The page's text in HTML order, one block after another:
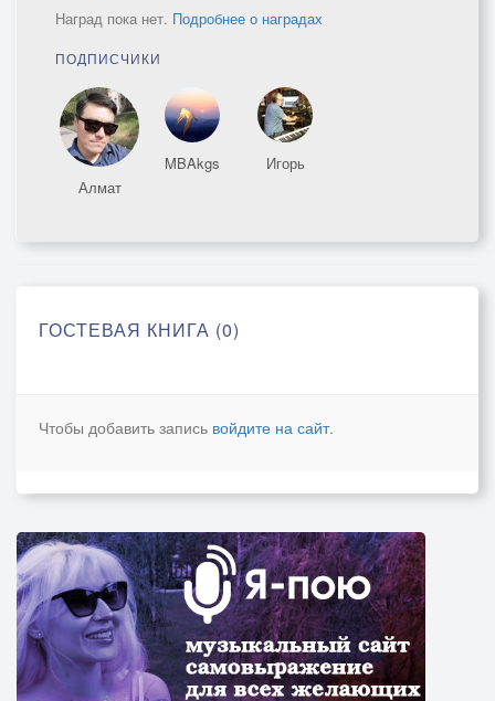
Наград пока нет. Подробнее о наградах
ПОДПИСЧИКИ
Алмат
MBAkgs Игорь
ГОСТЕВАЯ КНИГА (0)
Чтобы добавить запись войдите на сайт.